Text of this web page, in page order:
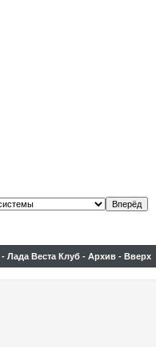
- Лада Веста Клуб - Архив - Вверх